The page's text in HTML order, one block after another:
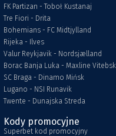
FK Partizan - Toboł Kustanaj
Tre Fiori - Drita
Bohemians - FC Midtjylland
Rijeka - Ilves
Valur Reykjavik - Nordsjælland
Borac Banja Luka - Maxline Vitebsk
SC Braga - Dinamo Mińsk
Lugano - NSI Runavik
Twente - Dunajska Streda
Kody promocyjne
Superbet kod promocyjny